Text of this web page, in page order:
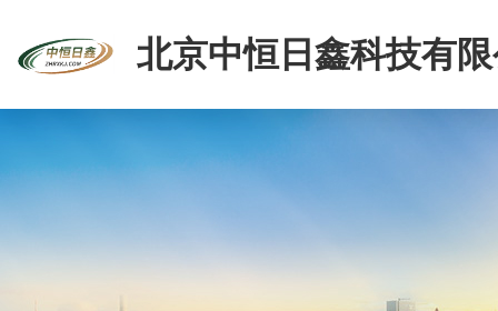
北京中恒日鑫科技有